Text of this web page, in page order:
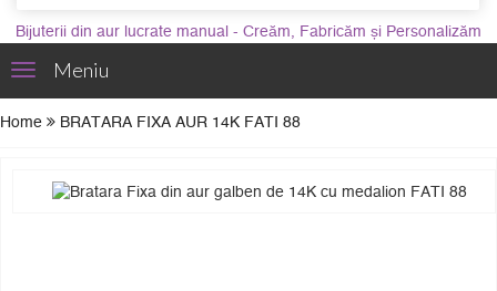
Bijuterii din aur lucrate manual - Creăm, Fabricăm și Personalizăm
ToggleMeniu
Home BRATARA FIXA AUR 14K FATI 88